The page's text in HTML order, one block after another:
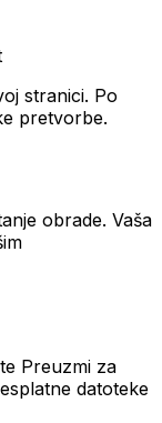
stranici. Po
pretvorbe.
obrade. Vaša
Preuzmi za
datoteke